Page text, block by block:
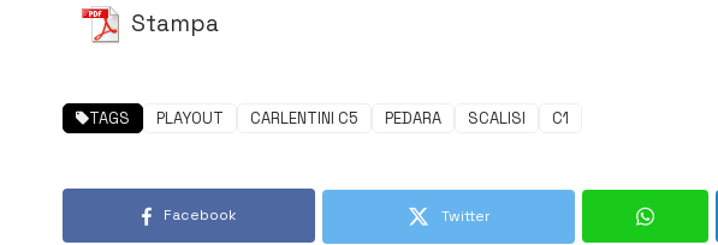
Stampa
TAGS PLAYOUT CARLENTINI C5 PEDARA SCALISI C1
Facebook Twitter